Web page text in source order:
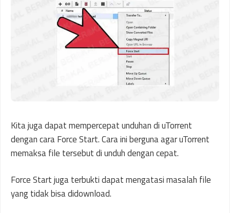
Kita juga dapat mempercepat unduhan di uTorrent
dengan cara Force Start. Cara ini berguna agar uTorrent
memaksa file tersebut di unduh dengan cepat.
Force Start juga terbukti dapat mengatasi masalah file
yang tidak bisa didownload.